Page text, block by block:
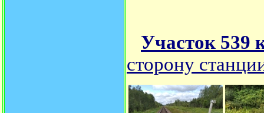
Участок 539
сторону